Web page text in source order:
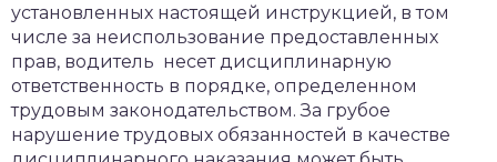
установленных настоящей инструкцией, в том
числе за неиспользование предоставленных
прав, водитель несет дисциплинарную
ответственность в порядке, определенном
трудовым законодательством. За грубое
нарушение трудовых обязанностей в качестве